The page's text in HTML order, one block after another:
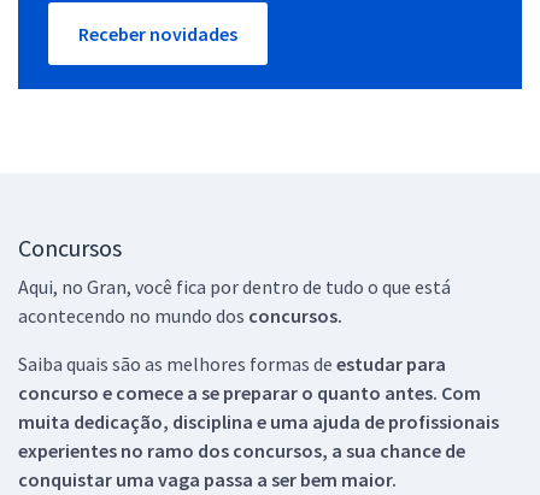
Receber novidades
Concursos
Aqui, no Gran, você fica por dentro de tudo o que está
acontecendo no mundo dos concursos.
Saiba quais são as melhores formas de estudar para
concurso e comece a se preparar o quanto antes. Com
muita dedicação, disciplina e uma ajuda de profissionais
experientes no ramo dos concursos, a sua chance de
conquistar uma vaga passa a ser bem maior.